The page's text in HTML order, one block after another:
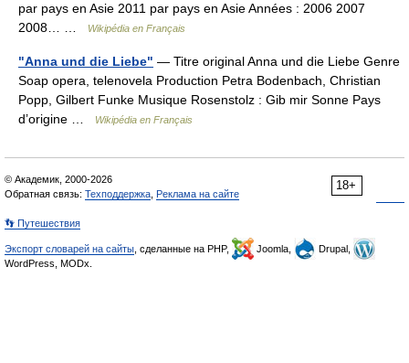
par pays en Asie 2011 par pays en Asie Années : 2006 2007
2008… …
Wikipédia en Français
"Anna und die Liebe" — Titre original Anna und die Liebe Genre
Soap opera, telenovela Production Petra Bodenbach, Christian
Popp, Gilbert Funke Musique Rosenstolz : Gib mir Sonne Pays
d’origine …
Wikipédia en Français
18+
© Академик, 2000-2026
Обратная связь: Техподдержка Реклама на сайте
👣 Путешествия
Экспорт словарей на сайты , сделанные на PHP, Joomla,
Drupal,
WordPress, MODx.